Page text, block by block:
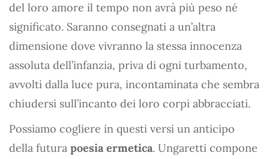
del loro amore il tempo non avrà più peso né
significato. Saranno consegnati a un’altra
dimensione dove vivranno la stessa innocenza
assoluta dell’infanzia, priva di ogni turbamento,
avvolti dalla luce pura, incontaminata che sembra
chiudersi sull’incanto dei loro corpi abbracciati.
Possiamo cogliere in questi versi un anticipo
della futura poesia ermetica. Ungaretti compone